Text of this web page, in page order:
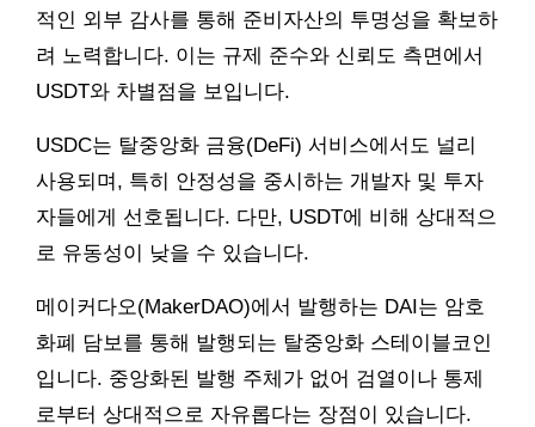
적인 외부 감사를 통해 준비자산의 투명성을 확보하
려 노력합니다. 이는 규제 준수와 신뢰도 측면에서
USDT와 차별점을 보입니다.
USDC는 탈중앙화 금융(DeFi) 서비스에서도 널리
사용되며, 특히 안정성을 중시하는 개발자 및 투자
자들에게 선호됩니다. 다만, USDT에 비해 상대적으
로 유동성이 낮을 수 있습니다.
메이커다오(MakerDAO)에서 발행하는 DAI는 암호
화폐 담보를 통해 발행되는 탈중앙화 스테이블코인
입니다. 중앙화된 발행 주체가 없어 검열이나 통제
로부터 상대적으로 자유롭다는 장점이 있습니다.